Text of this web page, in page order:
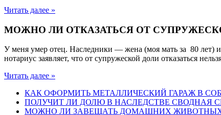
Читать далее »
МОЖНО ЛИ ОТКАЗАТЬСЯ ОТ
У меня умер отец. Наследники — жена (моя мать за 80 лет) и
нотариус заявляет, что от супружеской доли отказаться
Читать далее »
КАК ОФОРМИТЬ МЕТАЛЛИЧЕСКИЙ ГАРАЖ В
ПОЛУЧИТ ЛИ ДОЛЮ В НАСЛЕДСТВЕ СВОДНАЯ
МОЖНО ЛИ ЗАВЕЩАТЬ ДОМАШНИХ